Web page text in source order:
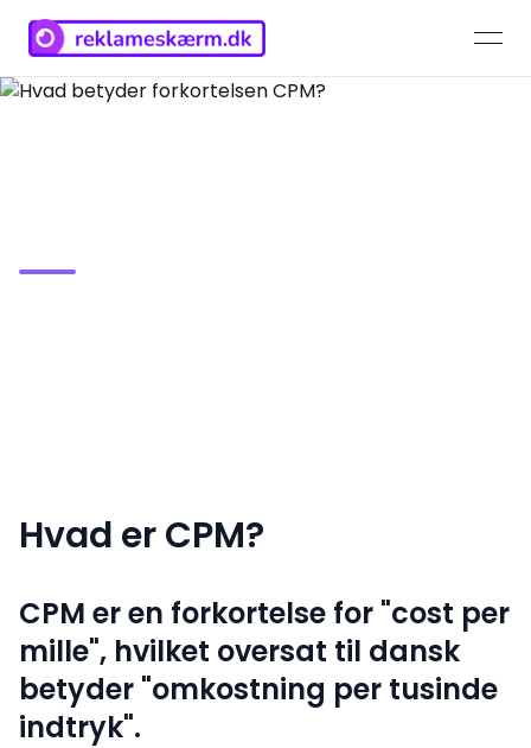
Hvad er CPM?
CPM er en forkortelse for "cost per
mille", hvilket oversat til dansk
betyder "omkostning per tusinde
indtryk".